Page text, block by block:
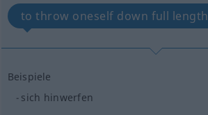
to throw oneself down full length
Beispiele
sich hinwerfen